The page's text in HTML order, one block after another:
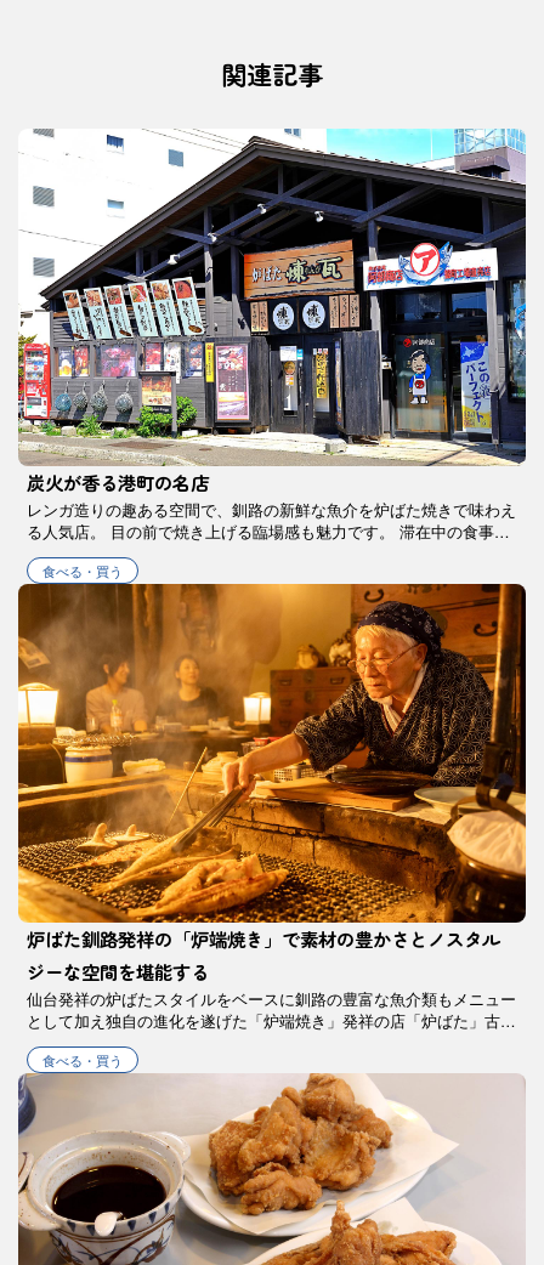
関連記事
炭火が香る港町の名店
レンガ造りの趣ある空間で、釧路の新鮮な魚介を炉ばた焼きで味わえ
る人気店。 目の前で焼き上げる臨場感も魅力です。 滞在中の食事に
選べば、港町ならではの豊かな味覚を堪能できます。
食べる・買う
炉ばた釧路発祥の「炉端焼き」で素材の豊かさとノスタル
ジーな空間を堪能する
仙台発祥の炉ばたスタイルをベースに釧路の豊富な魚介類もメニュー
として加え独自の進化を遂げた「炉端焼き」発祥の店「炉ばた」古民
家を思わせるお店の雰囲気を感じながら囲炉裏を囲み、旬の魚介や野
菜を炭火でじっくり焼き上げるのが釧 …
食べる・買う